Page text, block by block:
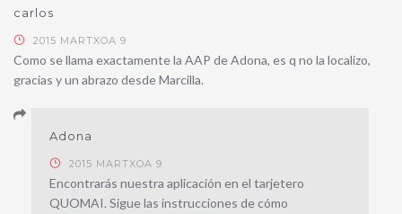
carlos
2015 MARTXOA 9
Como se llama exactamente la AAP de Adona, es q no la localizo,
gracias y un abrazo desde Marcilla.
Adona
2015 MARTXOA 9
Encontrarás nuestra aplicación en el tarjetero
QUOMAI. Sigue las instrucciones de cómo